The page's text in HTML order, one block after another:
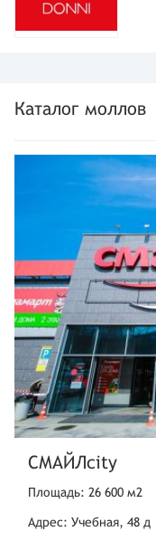
Каталог моллов
СМАЙЛcity
Площадь: 26 600 м2
Адрес: Учебная, 48 д